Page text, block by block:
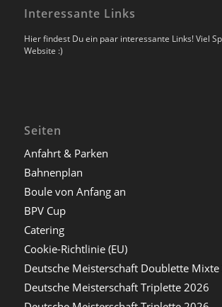
Interessante Links
Hier findest Du ein paar interessante Links! Viel
Website :)
Seiten
Anfahrt & Parken
Bahnenplan
Boule von Anfang an
BPV Cup
Catering
Cookie-Richtlinie (EU)
Deutsche Meisterschaft Doublette
Deutsche Meisterschaft Triplette 2026